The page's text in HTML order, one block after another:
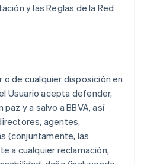
y las Reglas de la Red
o de cualquier disposición en
Usuario acepta defender,
y a salvo a BBVA, así
agentes,
(conjuntamente, las
a cualquier reclamación,